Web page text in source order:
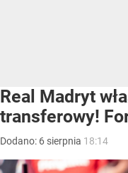
Real Madryt
transferowy!
Dodano: 6 sierpnia 18:14